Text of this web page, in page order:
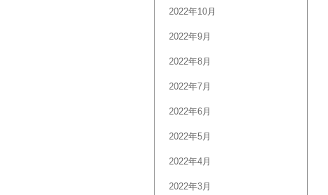
2022年10月
2022年9月
2022年8月
2022年7月
2022年6月
2022年5月
2022年4月
2022年3月